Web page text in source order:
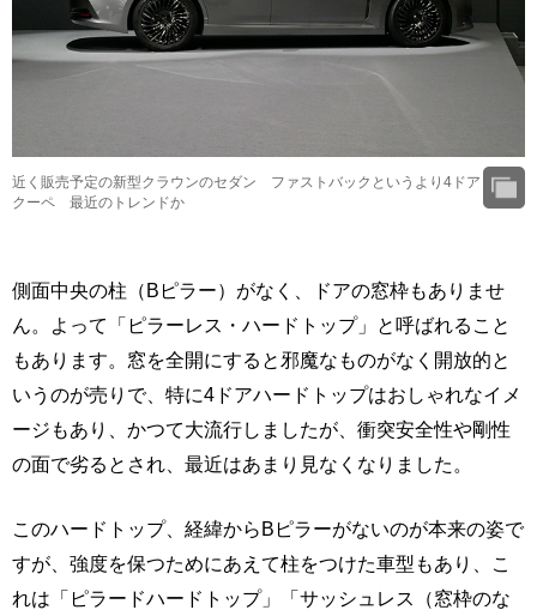
近く販売予定の新型クラウンのセダン ファストバックというより4ドア
クーペ 最近のトレンドか
側面中央の柱（Bピラー）がなく、ドアの窓枠もありませ
ん。よって「ピラーレス・ハードトップ」と呼ばれること
もあります。窓を全開にすると邪魔なものがなく開放的と
いうのが売りで、特に4ドアハードトップはおしゃれなイメ
ージもあり、かつて大流行しましたが、衝突安全性や剛性
の面で劣るとされ、最近はあまり見なくなりました。
このハードトップ、経緯からBピラーがないのが本来の姿で
すが、強度を保つためにあえて柱をつけた車型もあり、こ
れは「ピラードハードトップ」「サッシュレス（窓枠のな